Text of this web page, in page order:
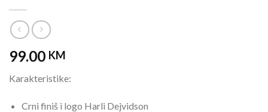
99.00 KM
Karakteristike:
Crni finiš i logo Harli Dejvidson